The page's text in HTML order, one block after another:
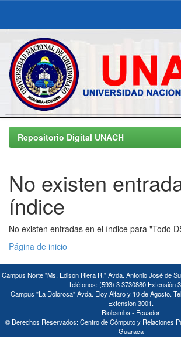
Skip
navigationRepositorio Digital UNACH
No existen
índice
No existen entradas en el índice para "Todo
Página de inicio
Campus Norte "Ms. Edison Riera R." Avda. Antonio José de
Teléfonos: (593) 3 3730880 Extensión
Campus "La Dolorosa" Avda. Eloy Alfaro y 10 de Agosto.
Extensión 3001.
Riobamba - Ecuador
© Derechos Reservados: Centro de Cómputo y Relaciones
Guaraca